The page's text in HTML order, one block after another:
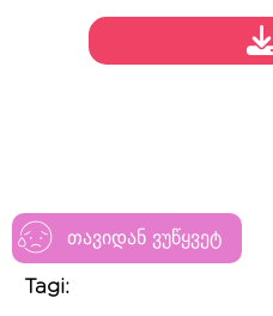
თავიდან ვუწყვეტ
Tagi: